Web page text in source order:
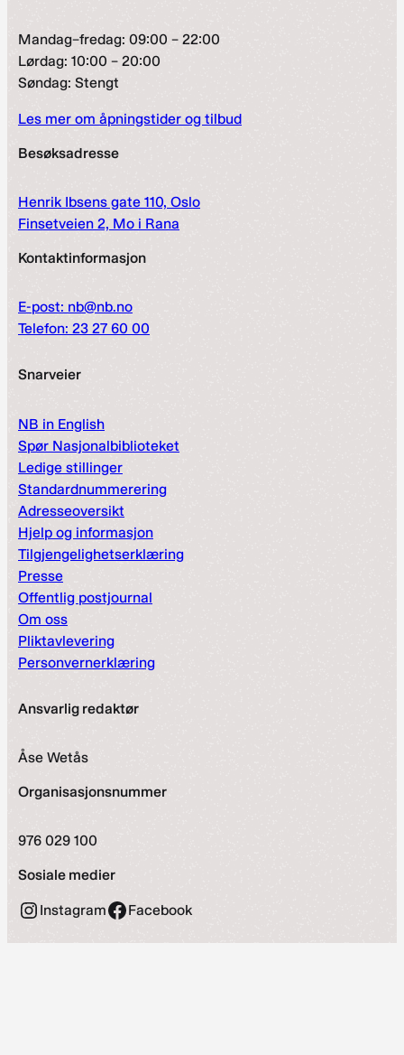
Mandag–fredag: 09:00 – 22:00
Lørdag: 10:00 – 20:00
Søndag: Stengt
Les mer om åpningstider og tilbud
Besøksadresse
Henrik Ibsens gate 110, Oslo
Finsetveien 2, Mo i Rana
Kontaktinformasjon
E-post: nb@nb.no
Telefon: 23 27 60 00
Snarveier
NB in English
Spør Nasjonalbiblioteket
Ledige stillinger
Standardnummerering
Adresseoversikt
Hjelp og informasjon
Tilgjengelighetserklæring
Presse
Offentlig postjournal
Om oss
Pliktavlevering
Personvernerklæring
Ansvarlig redaktør
Åse Wetås
Organisasjonsnummer
976 029 100
Sosiale medier
Instagram Facebook